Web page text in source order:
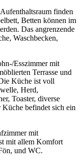
finden
Betten können im
Das angrenzende
Waschbecken,
Esszimmer mit
Terrasse und
Küche ist voll
Herd,
Toaster, diverse
befindet sich ein
mit
mit allem Komfort
und WC.